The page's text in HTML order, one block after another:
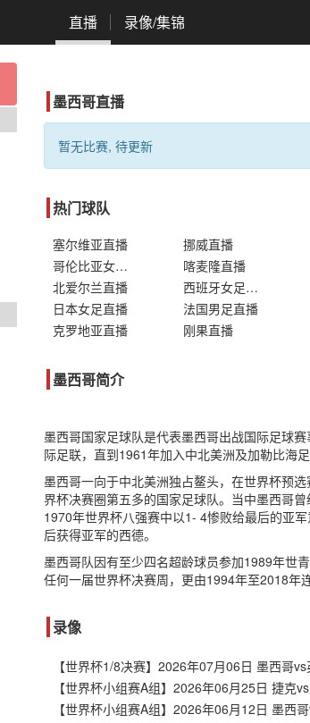
直播 录像/集锦
墨西哥直播
暂无比赛, 待更新
热门球队
塞尔维亚直播 挪威直播
哥伦比亚女足直播
喀麦隆直播
北爱尔兰直播
西班牙女足直播
日本女足直播
法国男足直播
克罗地亚直播
刚果直播
墨西哥简介
墨西哥国家足球队是代表墨西哥出战国际足球
际足联，直到1961年加入中北美洲及加勒比海
墨西哥一向于中北美洲独占鳌头，在世界杯预
界杯决赛圈第五多的国家足球队。当中墨西哥
1970年世界杯八强赛中以1- 4惨败给最后的亚
后获得亚军的西德。
墨西哥队因有至少四名超龄球员参加1989年世
任何一届世界杯决赛周，更由1994年至2018年
录像